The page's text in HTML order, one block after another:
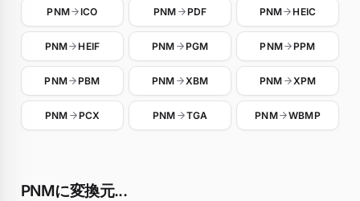
PNM ICO PNM PDF PNM HEIC
PNM HEIF PNM PGM PNM PPM
PNM PBM PNM XBM PNM XPM
PNM PCX PNM TGA PNM WBMP
PNMに変換元...